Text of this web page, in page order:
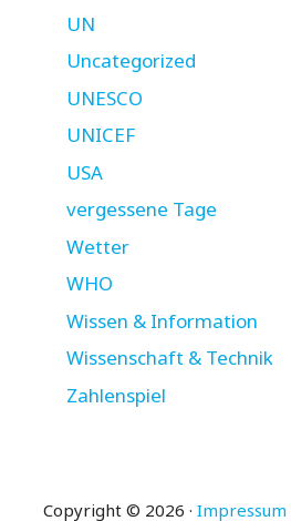
UN
Uncategorized
UNESCO
UNICEF
USA
vergessene Tage
Wetter
WHO
Wissen & Information
Wissenschaft & Technik
Zahlenspiel
Copyright © 2026 · Impressum